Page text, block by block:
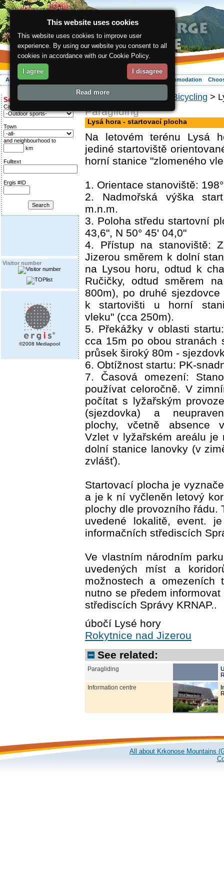
About the region Your vacation Accommodation
Search for:
Category
Town
and neighbourhood to
km
Fulltext
Ergis #ID
Visitor number
©2008 Mediapool
ergis.cz > Bicycling >
Paragliding
Lysá hora - startovací plocha
Na letovém terénu Lysá
jediné startoviště
horní stanice "zlomeného
1. Orientace stanoviště: 198°
2. Nadmořská výška
m.n.m.
3. Poloha středu startovní
43,6", N 50° 45' 04,0"
4. Přístup na stanoviště:
Jizerou směrem k dolní
na Lysou horu, odtud k
Ručičky, odtud směrem
800m), po druhé
k startovišti u horní
vleku" (cca 250m).
5. Překážky v oblasti
cca 15m po obou stranách
průsek široký 80m -
6. Obtížnost startu: PK-
7. Časová omezení:
používat celoročně. V
počítat s lyžařským
(sjezdovka) a
plochy, včetně absence
Vzlet v lyžařském areálu je
dolní stanice lanovky (v
zvlášť).
Startovací plocha je
a je k ní vyčleněn letový
plochy dle provozního řádu.
uvedené lokalitě, event.
informačních střediscích
Ve vlastním národním
uvedených míst a
možnostech a omezeních
nutno se předem
střediscích Správy KRNAP..
úbočí Lysé hory
Rokytnice nad Jizerou
See related:
Paragliding
Information centre
All about Krkonose Mountains
This website uses cookies
This website uses cookies to improve user
experience. By using our website you consent to all
cookies in accordance with our Cookie Policy.
I agree I disagree
Read more